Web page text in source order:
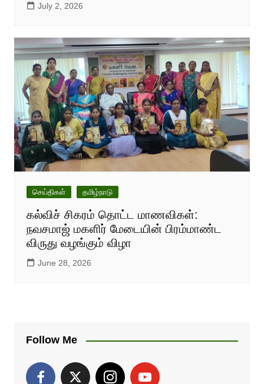
July 2, 2026
செய்திகள் தமிழ்நாடு
கல்விச் சிகரம் தொட்ட மாணவிகள்:
நவசமாஜ் மகளிர் மேடையின் பிரம்மாண்ட
விருது வழங்கும் விழா
June 28, 2026
Follow Me